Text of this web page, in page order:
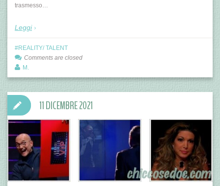
trasmesso…
Leggi
REALITY/ TALENT
Comments are closed
M.
11 DICEMBRE 2021